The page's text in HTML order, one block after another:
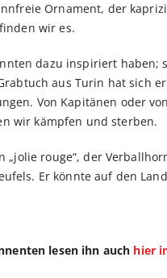
Ornament, der
wir es.
dazu inspiriert haben;
aus Turin hat sich
Von Kapitänen oder von
wir kämpfen und sterben.
„jolie rouge“, der
Er könnte auf den
lesen ihn auch hier